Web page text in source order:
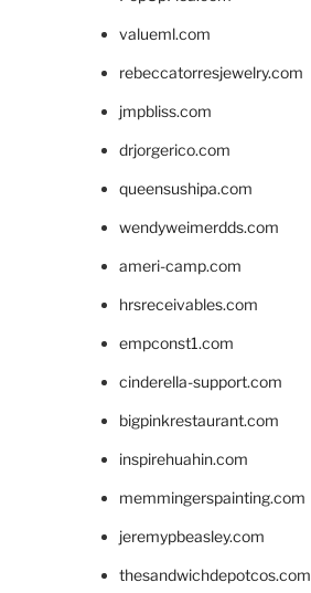
valueml.com
rebeccatorresjewelry.com
jmpbliss.com
drjorgerico.com
queensushipa.com
wendyweimerdds.com
ameri-camp.com
hrsreceivables.com
empconst1.com
cinderella-support.com
bigpinkrestaurant.com
inspirehuahin.com
memmingerspainting.com
jeremypbeasley.com
thesandwichdepotcos.com